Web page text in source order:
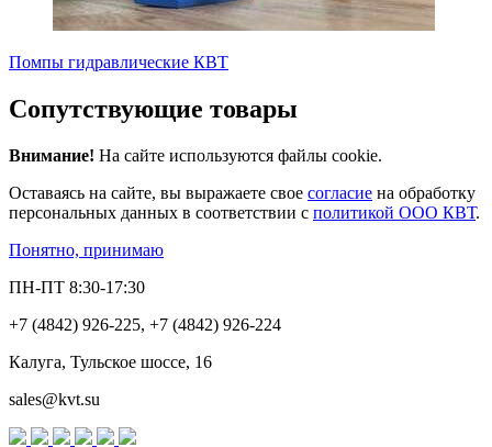
Помпы гидравлические КВТ
Сопутствующие товары
Внимание! На сайте используются файлы cookie.
Оставаясь на сайте, вы выражаете свое согласие на обработку
персональных данных в соответствии с политикой ООО КВТ.
Понятно, принимаю
ПН-ПТ 8:30-17:30
+7 (4842) 926-225, +7 (4842) 926-224
Калуга, Тульское шоссе, 16
sales@kvt.su